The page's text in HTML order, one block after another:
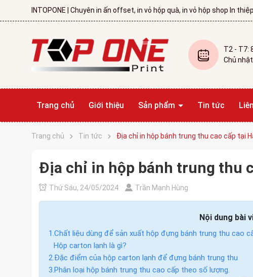
INTOPONE | Chuyên in ấn offset, in vỏ hộp quà, in vỏ hộp shop In
T2 - T7:
Chủ
Trang chủ Giới thiệu Sản phẩm Tin tức
Trang chủ Tin tức Địa chỉ in hộp bánh trung thu cao cấp tại
Địa chỉ in hộp bánh trung thu
Thứ Sáu, 24/05/2024 Trần Mạnh Hùng
Nội dung bài
1.Chất liệu dùng để sản xuất hộp đựng bánh trung thu cao
Hộp carton lạnh là gì?
2.Đặc điểm của hộp carton lạnh để đựng bánh trung thu
3.Phân loại hộp bánh trung thu cao cấp theo số lượng.